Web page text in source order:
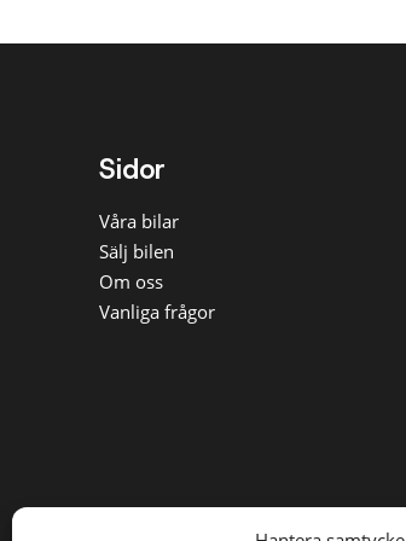
Sidor
Våra bilar
Sälj bilen
Om oss
Vanliga frågor